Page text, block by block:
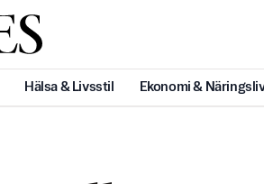
Hälsa & Livsstil Ekonomi &